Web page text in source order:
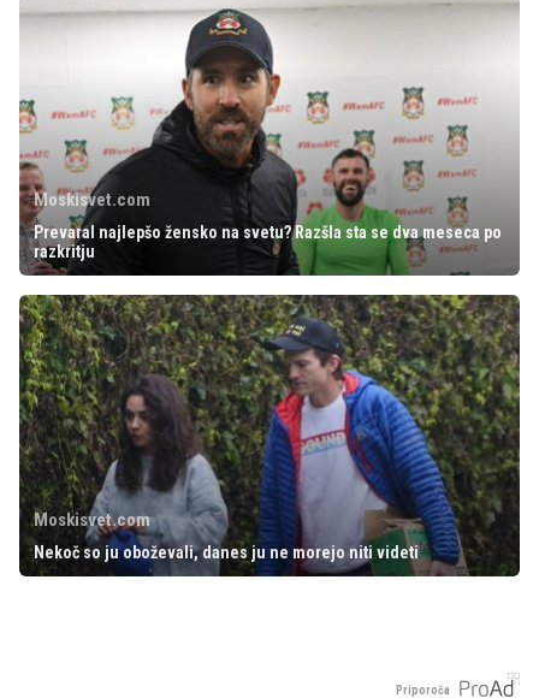
Moskisvet.com
Prevaral najlepšo žensko na svetu? Razšla sta se dva meseca po
razkritju
Moskisvet.com
Nekoč so ju oboževali, danes ju ne morejo niti videti
Priporoča